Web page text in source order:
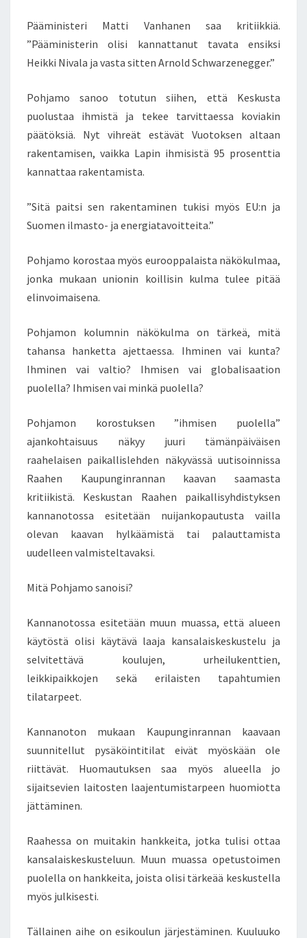
Pääministeri Matti Vanhanen saa kritiikkiä.
”Pääministerin olisi kannattanut tavata ensiksi
Heikki Nivala ja vasta sitten Arnold Schwarzenegger.”
Pohjamo sanoo totutun siihen, että Keskusta
puolustaa ihmistä ja tekee tarvittaessa koviakin
päätöksiä. Nyt vihreät estävät Vuotoksen altaan
rakentamisen, vaikka Lapin ihmisistä 95 prosenttia
kannattaa rakentamista.
”Sitä paitsi sen rakentaminen tukisi myös EU:n ja
Suomen ilmasto- ja energiatavoitteita.”
Pohjamo korostaa myös eurooppalaista näkökulmaa,
jonka mukaan unionin koillisin kulma tulee pitää
elinvoimaisena.
Pohjamon kolumnin näkökulma on tärkeä, mitä
tahansa hanketta ajettaessa. Ihminen vai kunta?
Ihminen vai valtio? Ihmisen vai globalisaation
puolella? Ihmisen vai minkä puolella?
Pohjamon korostuksen ”ihmisen puolella”
ajankohtaisuus näkyy juuri tämänpäiväisen
raahelaisen paikallislehden näkyvässä uutisoinnissa
Raahen Kaupunginrannan kaavan saamasta
kritiikistä. Keskustan Raahen paikallisyhdistyksen
kannanotossa esitetään nuijankopautusta vailla
olevan kaavan hylkäämistä tai palauttamista
uudelleen valmisteltavaksi.
Mitä Pohjamo sanoisi?
Kannanotossa esitetään muun muassa, että alueen
käytöstä olisi käytävä laaja kansalaiskeskustelu ja
selvitettävä koulujen, urheilukenttien,
leikkipaikkojen sekä erilaisten tapahtumien
tilatarpeet.
Kannanoton mukaan Kaupunginrannan kaavaan
suunnitellut pysäköintitilat eivät myöskään ole
riittävät. Huomautuksen saa myös alueella jo
sijaitsevien laitosten laajentumistarpeen huomiotta
jättäminen.
Raahessa on muitakin hankkeita, jotka tulisi ottaa
kansalaiskeskusteluun. Muun muassa opetustoimen
puolella on hankkeita, joista olisi tärkeää keskustella
myös julkisesti.
Tällainen aihe on esikoulun järjestäminen. Kuuluuko